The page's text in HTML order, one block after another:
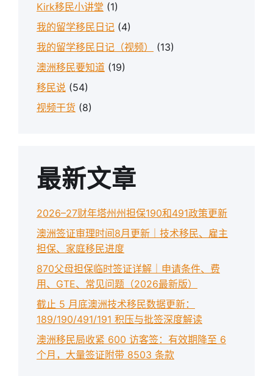
Kirk移民小讲堂 (1)
我的留学移民日记 (4)
我的留学移民日记（视频）
(13)
澳洲移民要知道 (19)
移民说 (54)
视频干货 (8)
最新文章
2026–27财年塔州州担保190和491政策更新
澳洲签证审理时间8月更新｜技术移民、雇主
担保、家庭移民进度
870父母担保临时签证详解｜申请条件、费
用、GTE、常见问题（2026最新版）
截止 5 月底澳洲技术移民数据更新：
189/190/491/191 积压与批签深度解读
澳洲移民局收紧 600 访客签：有效期降至 6
个月，大量签证附带 8503 条款